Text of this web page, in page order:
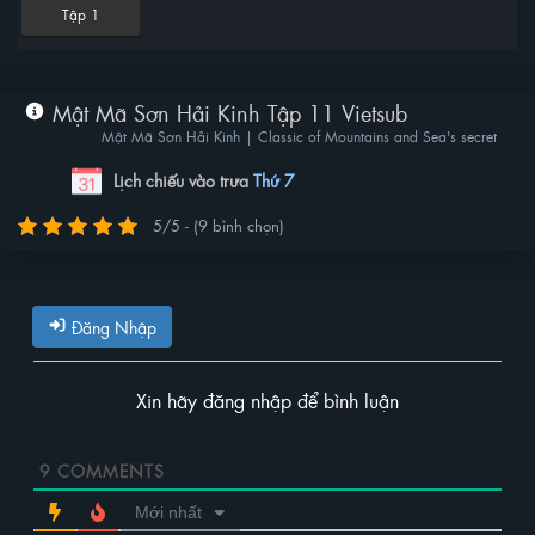
Tập 1
Mật Mã Sơn Hải Kinh Tập 11 Vietsub
Mật Mã Sơn Hải Kinh | Classic of Mountains and Sea's secret
Lịch chiếu vào trưa Thứ 7
5/5 - (9 bình chọn)
Đăng Nhập
Xin hãy đăng nhập để bình luận
9 COMMENTS
Mới nhất